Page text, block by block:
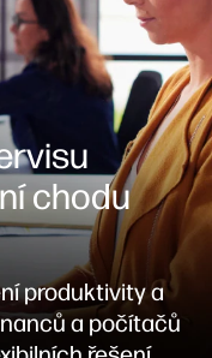
chodu
produktivity a
a počítačů